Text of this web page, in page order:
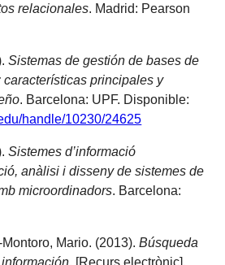
relacionales. Madrid: Pearson
Sistemas de gestión de bases de
principales y
. Barcelona: UPF. Disponible:
handle/10230/24625
Sistemes d’informació
anàlisi i disseny de sistemes de
microordinadors. Barcelona:
Mario. (2013).Búsqueda
. [Recurs electrònic].